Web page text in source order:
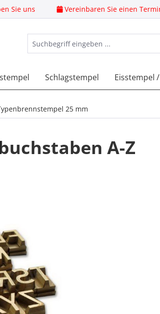
Sie uns Vereinbaren Sie einen
Schlagstempel Eisstempel
25 mm
A-Z